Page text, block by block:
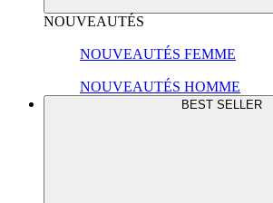
NOUVEAUTÉS
NOUVEAUTÉS FEMME
NOUVEAUTÉS HOMME
BEST SELLER